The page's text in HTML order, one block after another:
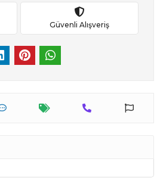
Güvenli Alışveriş